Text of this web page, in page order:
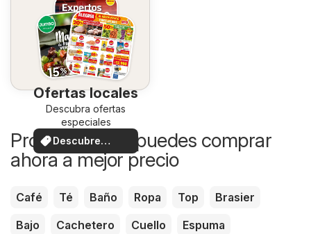
Ofertas locales
Descubra ofertas
especiales
Descubre
ofertas
Productos que puedes comprar
ahora a mejor precio
Café Té Baño Ropa Top
Brasier
Bajo
Cachetero Cuello Espuma